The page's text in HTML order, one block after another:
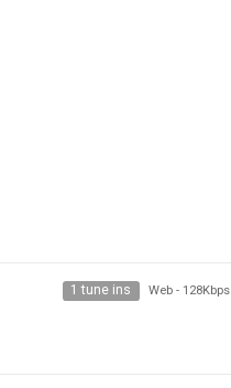
1 tune ins Web - 128Kbps